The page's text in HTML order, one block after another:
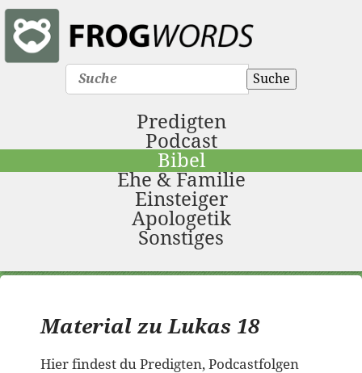
Suche
Predigten
Podcast
Bibel
Ehe & Familie
Einsteiger
Apologetik
Sonstiges
Material zu Lukas 18
Hier findest du Predigten, Podcastfolgen